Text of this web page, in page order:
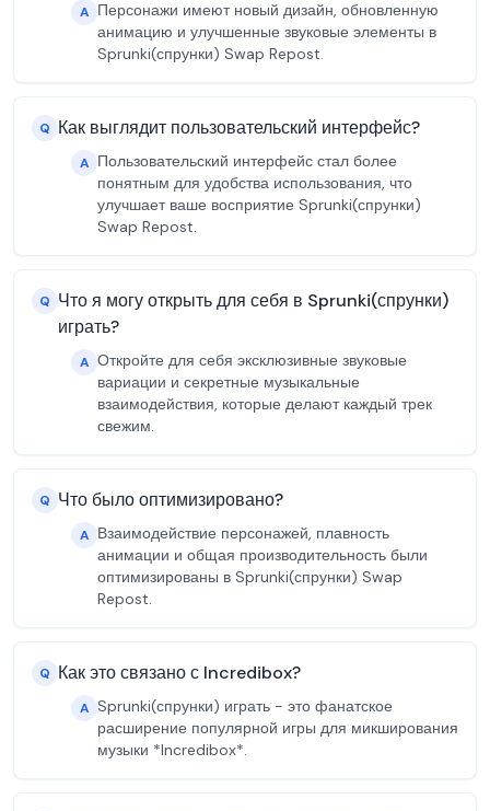
A Персонажи имеют новый дизайн, обновленную
анимацию и улучшенные звуковые элементы в
Sprunki(спрунки) Swap Repost.
Q Как выглядит пользовательский интерфейс?
A Пользовательский интерфейс стал более
понятным для удобства использования, что
улучшает ваше восприятие Sprunki(спрунки)
Swap Repost.
Q Что я могу открыть для себя в Sprunki(спрунки)
играть?
A Откройте для себя эксклюзивные звуковые
вариации и секретные музыкальные
взаимодействия, которые делают каждый трек
свежим.
Q Что было оптимизировано?
A Взаимодействие персонажей, плавность
анимации и общая производительность были
оптимизированы в Sprunki(спрунки) Swap
Repost.
Q Как это связано с Incredibox?
A Sprunki(спрунки) играть - это фанатское
расширение популярной игры для микширования
музыки *Incredibox*.